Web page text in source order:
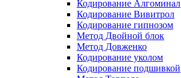
Кодирование Алгоминал
Кодирование Вивитрол
Кодирование гипнозом
Метод Двойной блок
Метод Довженко
Кодирование уколом
Кодирование подшивкой